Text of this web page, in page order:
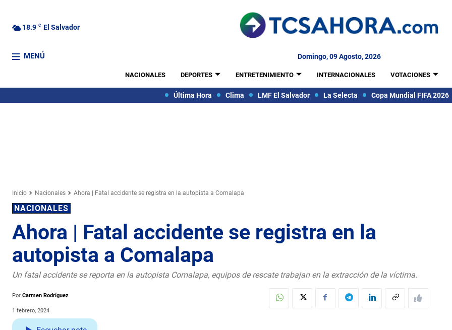
18.9 C El Salvador
MENÚ Domingo, 09 Agosto, 2026
NACIONALES DEPORTES ENTRETENIMIENTO INTERNACIONALES VOTACIONES
Última Hora Clima LMF El Salvador La Selecta Copa Mundial FIFA 2026
Inicio Nacionales Ahora | Fatal accidente se registra en la autopista a Comalapa
NACIONALES
Ahora | Fatal accidente se registra en la
autopista a Comalapa
Un fatal accidente se reporta en la autopista Comalapa, equipos de rescate trabajan en la extracción de la víctima.
Por Carmen Rodríguez
1 febrero, 2024